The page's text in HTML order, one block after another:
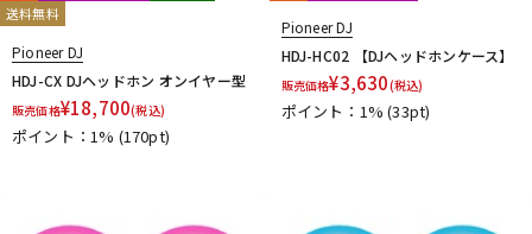
送料無料
Pioneer DJ
HDJ-CX DJヘッドホン オンイヤー型
販売価格¥18,700(税込)
ポイント：1% (170pt)
Pioneer DJ
HDJ-HC02 【DJヘッドホンケース】
販売価格¥3,630(税込)
ポイント：1%(33pt)